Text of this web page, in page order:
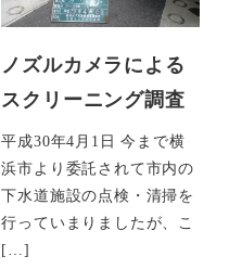
ノズルカメラによる
スクリーニング調査
平成30年4月1日 今まで横
浜市より委託されて市内の
下水道施設の点検・清掃を
行っていまりましたが、こ
[…]